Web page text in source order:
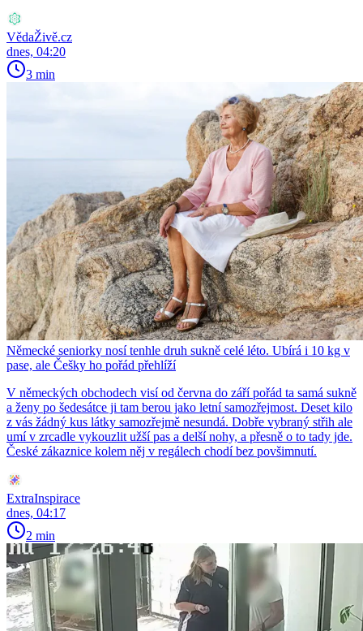
VědaŽivě.cz
dnes, 04:20
3 min
Německé seniorky nosí tenhle druh sukně celé léto. Ubírá i 10 kg v
pase, ale Češky ho pořád přehlíží
V německých obchodech visí od června do září pořád ta samá sukně
a ženy po šedesátce ji tam berou jako letní samozřejmost. Deset kilo
z vás žádný kus látky samozřejmě nesundá. Dobře vybraný střih ale
umí v zrcadle vykouzlit užší pas a delší nohy, a přesně o to tady jde.
České zákaznice kolem něj v regálech chodí bez povšimnutí.
ExtraInspirace
dnes, 04:17
2 min